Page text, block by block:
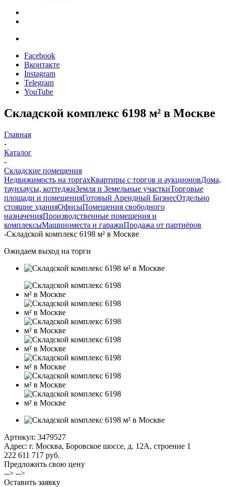
Facebook
Вконтакте
Instagram
Telegram
YouTube
Складской комплекс 6198 м² в Москве
Главная
-
Каталог
-
Складские помещения
Недвижимость на торгахКвартиры с торгов и аукционовДома,
таунхаусы, коттеджиЗемля и Земельные участкиТорговые
площади и помещенияГотовый Арендный БизнесОтдельно
стоящие зданияОфисыПомещения свободного
назначенияПроизводственные помещения и
комплексыМашиноместа и гаражиПродажа от партнёров
-Складской комплекс 6198 м² в Москве
Ожидаем выход на торги
Артикул: 3479527
Адрес: г. Москва, Боровское шоссе, д. 12А, строение 1
222 611 717 руб.
Предложить свою цену
--> -->
Оставить заявку